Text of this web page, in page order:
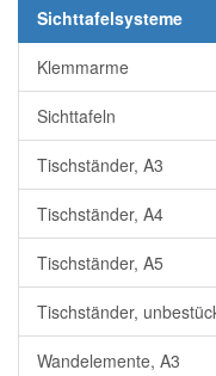
Sichttafelsysteme
Klemmarme
Sichttafeln
Tischständer, A3
Tischständer, A4
Tischständer, A5
Tischständer,
Wandelemente, A3